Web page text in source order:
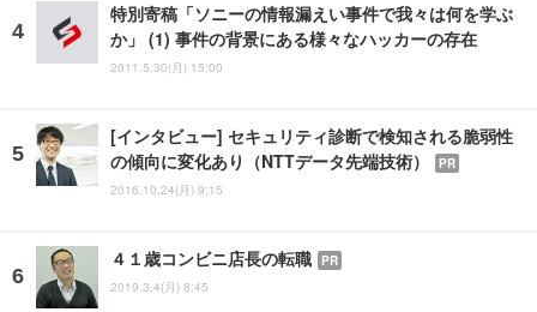
特別寄稿「ソニーの情報漏えい事件で我々は何を学ぶ
か」 (1) 事件の背景にある様々なハッカーの存在
2011.5.30(月) 15:00
[インタビュー] セキュリティ診断で検知される脆弱性
の傾向に変化あり（NTTデータ先端技術）
PR
2016.10.24(月) 9:15
４１歳コンビニ店長の転職 PR
2019.3.4(月) 8:45